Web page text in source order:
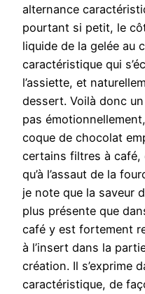
alternance
pourtant si petit, le
liquide de la gelée au
caractéristique qui
l’assiette, et
dessert. Voilà donc
pas
coque de chocolat
certains filtres à café,
qu’à l’assaut de la
je note que la saveur
plus présente que
café y est fortement
à l’insert dans la
création. Il s’exprime
caractéristique, de